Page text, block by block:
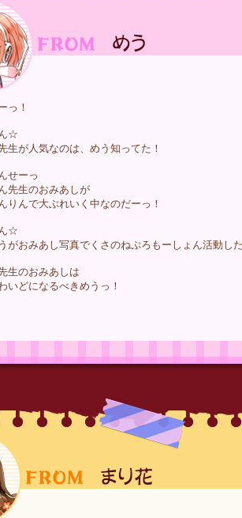
っ！
☆
生が人気なのは、めう知ってた！
せーっ
先生のおみあしが
りんで大ぶれいく中なのだーっ！
☆
がおみあし写真でくさのねぷろもーしょん活動し
生のおみあしは
いどになるべきめうっ！